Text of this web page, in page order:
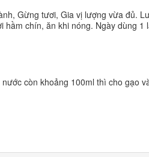
Gừng tươi, Gia vị lượng vừa đủ.
chín, ăn khi nóng. Ngày dùng 1
còn khoảng 100ml thì cho gạo